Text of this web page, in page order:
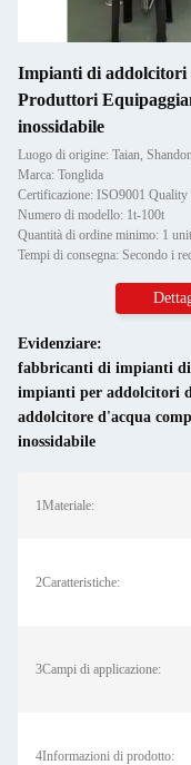
Impianti di addolcitori
Produttori
inossidabile
Luogo di origine: Taian,
Marca: Tonglida
Certificazione: ISO9001
Numero di modello: 1t-100t
Quantità di ordine minimo: 1
Tempi di consegna: Secondo i
Evidenziare:
fabbricanti di impianti di
impianti per addolcitori
addolcitore d'acqua
inossidabile
1Materiale:
2Caratteristiche:
3Campi di applicazione:
4Informazioni di prodotto: